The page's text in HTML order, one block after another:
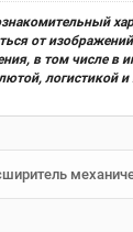
от
в том числе в
логистикой